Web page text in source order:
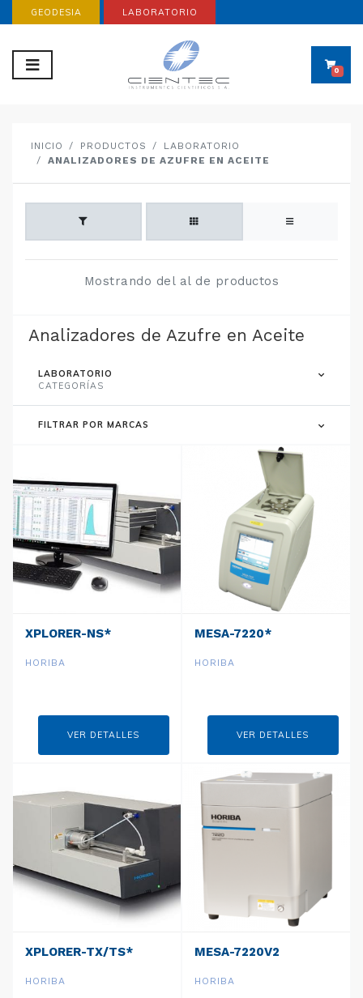
GEODESIA LABORATORIO
0
INICIO PRODUCTOS
LABORATORIO
ANALIZADORES DE AZUFRE EN ACEITE
Mostrando del al de productos
XPLORER-NS*
HORIBA
VER DETALLES
MESA-7220*
HORIBA
VER DETALLES
XPLORER-TX/TS*
HORIBA
MESA-7220V2
HORIBA
Analizadores de Azufre en Aceite
LABORATORIO
CATEGORÍAS
FILTRAR POR MARCAS